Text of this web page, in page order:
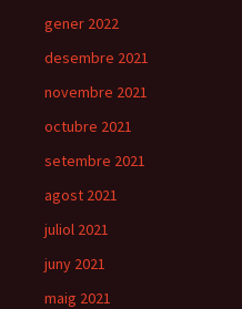
gener 2022
desembre 2021
novembre 2021
octubre 2021
setembre 2021
agost 2021
juliol 2021
juny 2021
maig 2021